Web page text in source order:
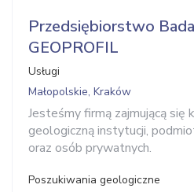
Przedsiębiorstwo
GEOPROFIL
Usługi
Małopolskie, Kraków
Jesteśmy firmą zajmującą się
geologiczną instytucji,
oraz osób prywatnych.
Poszukiwania geologiczne